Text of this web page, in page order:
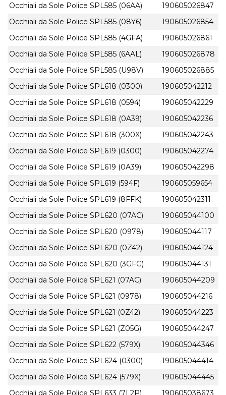
Occhiali da Sole Police SPL585 (06AA)
190605026847
Occhiali da Sole Police SPL585 (08Y6)
190605026854
Occhiali da Sole Police SPL585 (4GFA)
190605026861
Occhiali da Sole Police SPL585 (6AAL)
190605026878
Occhiali da Sole Police SPL585 (U98V)
190605026885
Occhiali da Sole Police SPL618 (0300)
190605042212
Occhiali da Sole Police SPL618 (0594)
190605042229
Occhiali da Sole Police SPL618 (0A39)
190605042236
Occhiali da Sole Police SPL618 (300X)
190605042243
Occhiali da Sole Police SPL619 (0300)
190605042274
Occhiali da Sole Police SPL619 (0A39)
190605042298
Occhiali da Sole Police SPL619 (594F)
190605059654
Occhiali da Sole Police SPL619 (8FFK)
190605042311
Occhiali da Sole Police SPL620 (07AC)
190605044100
Occhiali da Sole Police SPL620 (0978)
190605044117
Occhiali da Sole Police SPL620 (0Z42)
190605044124
Occhiali da Sole Police SPL620 (3GFG)
190605044131
Occhiali da Sole Police SPL621 (07AC)
190605044209
Occhiali da Sole Police SPL621 (0978)
190605044216
Occhiali da Sole Police SPL621 (0Z42)
190605044223
Occhiali da Sole Police SPL621 (Z05G)
190605044247
Occhiali da Sole Police SPL622 (579X)
190605044346
Occhiali da Sole Police SPL624 (0300)
190605044414
Occhiali da Sole Police SPL624 (579X)
190605044445
Occhiali da Sole Police SPL633 (7L2P)
190605038673